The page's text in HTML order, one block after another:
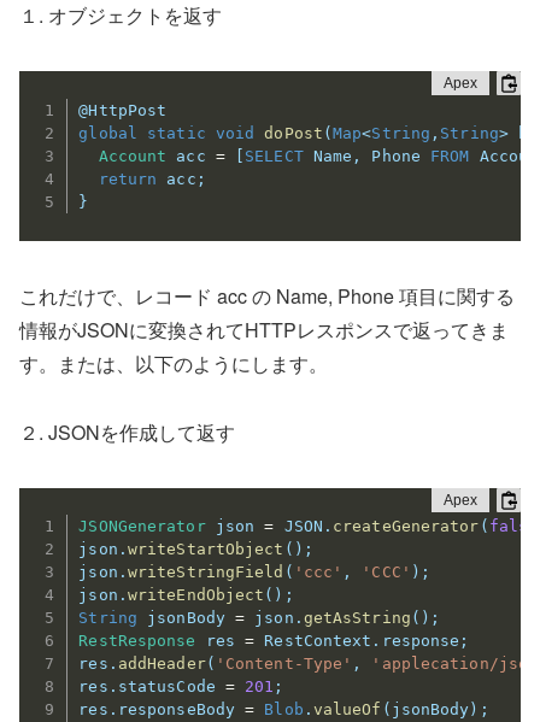
１. オブジェクトを返す
@HttpPost
global
static void doPost (Map<String , String>
Account acc = SELECT Name , Phone FROM
return acc ;
}
これだけで、レコード acc の Name, Phone 項目に関する
情報がJSONに変換されてHTTPレスポンスで返ってきま
す。または、以下のようにします。
２. JSONを作成して返す
JSONGenerator json = JSON . createGenerator ( false
json . writeStartObject ( ) ;
json . writeStringField ( 'ccc' , 'CCC' ) ;
json . writeEndObject ( ) ;
String jsonBody = json . getAsString ( ) ;
RestResponse
res = RestContext . response ;
res . addHeader( 'Content-Type' ,
'applecation/
res . statusCode = 201 ;
res . responseBody = Blob . valueOf ( jsonBody ) ;